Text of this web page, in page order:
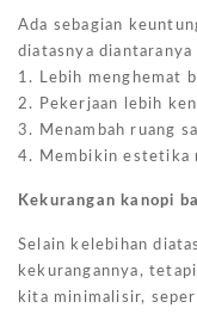
Ada sebagian
diatasnya
1. Lebih menghemat
2. Pekerjaan lebih
3. Menambah ruang
4. Membikin estetika
Kekurangan kanopi
Selain kelebihan
kekurangannya,
kita minimalisir,